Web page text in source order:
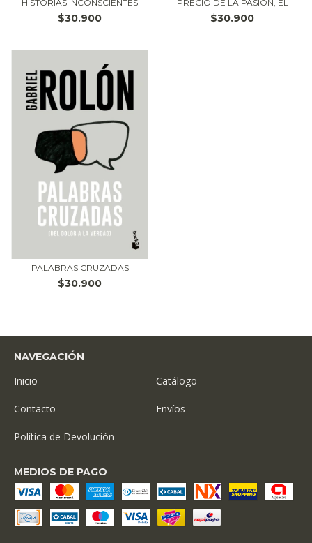
HISTORIAS INCONSCIENTES
$30.900
PRECIO DE LA PASION, EL
$30.900
PALABRAS CRUZADAS
$30.900
NAVEGACIÓN
Inicio Catálogo
Contacto Envíos
Política de Devolución
MEDIOS DE PAGO